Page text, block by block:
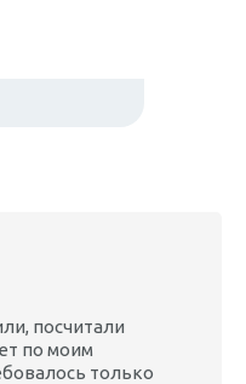
посчитали
по моим
только